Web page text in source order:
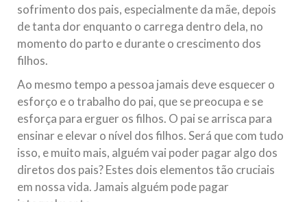
sofrimento dos pais, especialmente da mãe, depois
de tanta dor enquanto o carrega dentro dela, no
momento do parto e durante o crescimento dos
filhos.
Ao mesmo tempo a pessoa jamais deve esquecer o
esforço e o trabalho do pai, que se preocupa e se
esforça para erguer os filhos. O pai se arrisca para
ensinar e elevar o nível dos filhos. Será que com tudo
isso, e muito mais, alguém vai poder pagar algo dos
diretos dos pais? Estes dois elementos tão cruciais
em nossa vida. Jamais alguém pode pagar